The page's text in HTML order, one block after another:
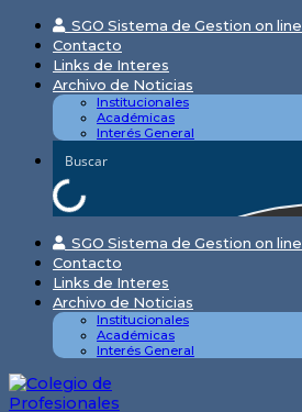
Skip
content
SGO Sistema de Gestion on line
Contacto
Links de Interes
Archivo de Noticias
Institucionales
Académicas
Interés General
SGO Sistema de Gestion on line
Contacto
Links de Interes
Archivo de Noticias
Institucionales
Académicas
Interés General